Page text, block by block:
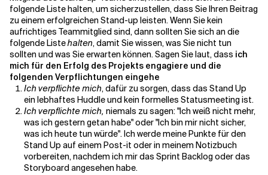
Verwandte Themen
folgende Liste halten, um sicherzustellen, dass Sie Ihren Beitrag
zu einem erfolgreichen Stand-up leisten. Wenn Sie kein
aufrichtiges Teammitglied sind, dann sollten Sie sich an die
folgende Listehalten, damit Sie wissen, was Sie nicht tun
sollten und was Sie erwarten können. Sagen Sie laut, dass ich
mich für den Erfolg des Projekts engagiere und die
folgenden Verpflichtungen eingehe
Ich verpflichte mich, dafür zu sorgen, dass das Stand Up
ein lebhaftes Huddle und kein formelles Statusmeeting ist.
Ich verpflichte mich, niemals zu sagen: "Ich weiß nicht mehr,
was ich gestern getan habe" oder "Ich bin mir nicht sicher,
was ich heute tun würde". Ich werde meine Punkte für den
Stand Up auf einem Post-it oder in meinem Notizbuch
vorbereiten, nachdem ich mir das Sprint Backlog oder das
Storyboard angesehen habe.